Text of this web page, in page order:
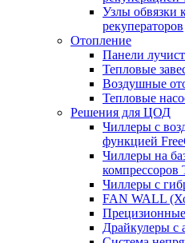
Узлы обвязки
рекуператоров
Отопление
Панели
Тепловые
Воздушные
Тепловые
Решения для ЦОД
Чиллеры с
функцией
Чиллеры на
компрессоров
Чиллеры с
FAN WALL
Драйкулеры с